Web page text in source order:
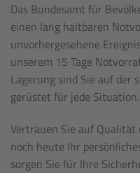
Das Bundesamt für
einen lang haltbaren
unvorhergesehene
unserem 15 Tage
Lagerung sind Sie auf der
gerüstet für jede Situation.
Vertrauen Sie auf
noch heute Ihr
sorgen Sie für Ihre